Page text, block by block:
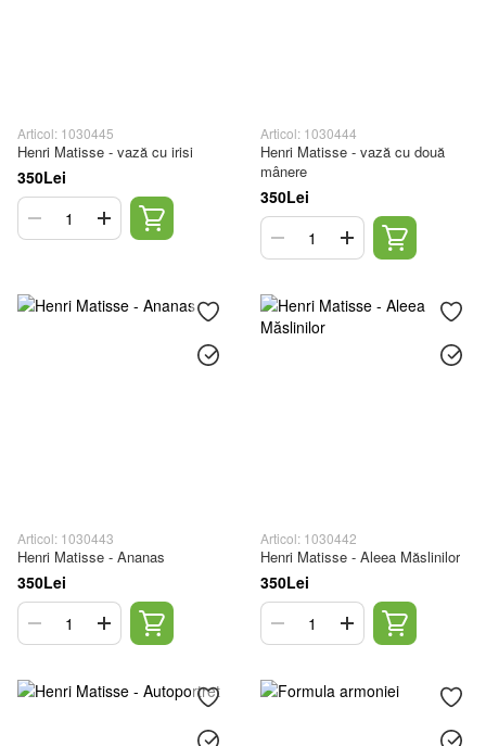
Articol: 1030445
Henri Matisse - vază cu irisi
350Lei
Articol: 1030444
Henri Matisse - vază cu două
mânere
350Lei
Articol: 1030443
Henri Matisse - Ananas
350Lei
Articol: 1030442
Henri Matisse - Aleea Măslinilor
350Lei